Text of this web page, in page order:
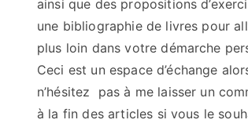
ainsi que des propositions
une bibliographie de livres pour
plus loin dans votre démarche
Ceci est un espace d’échange
n’hésitez pas à me laisser un
à la fin des articles si vous le